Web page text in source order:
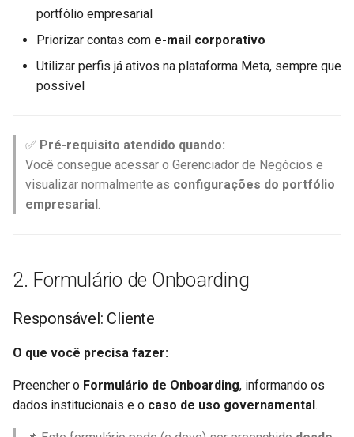
portfólio empresarial
Priorizar contas com e-mail corporativo
Utilizar perfis já ativos na plataforma Meta, sempre que
possível
✅ Pré-requisito atendido quando:
Você consegue acessar o Gerenciador de Negócios e
visualizar normalmente as configurações do portfólio
empresarial.
2. Formulário de Onboarding
Responsável: Cliente
O que você precisa fazer:
Preencher o Formulário de Onboarding, informando os
dados institucionais e o caso de uso governamental.